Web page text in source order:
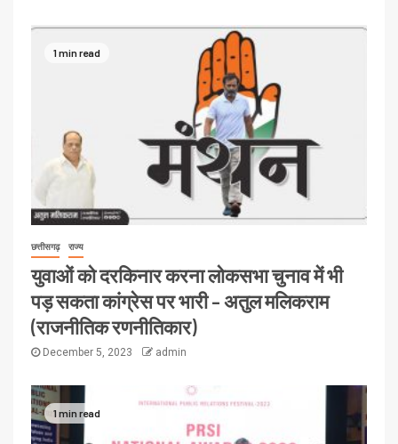
1 min read
छत्तीसगढ़ राज्य
युवाओं को दरकिनार करना लोकसभा चुनाव में भी
पड़ सकता कांग्रेस पर भारी – अतुल मलिकराम
(राजनीतिक रणनीतिकार)
December 5, 2023 admin
1 min read